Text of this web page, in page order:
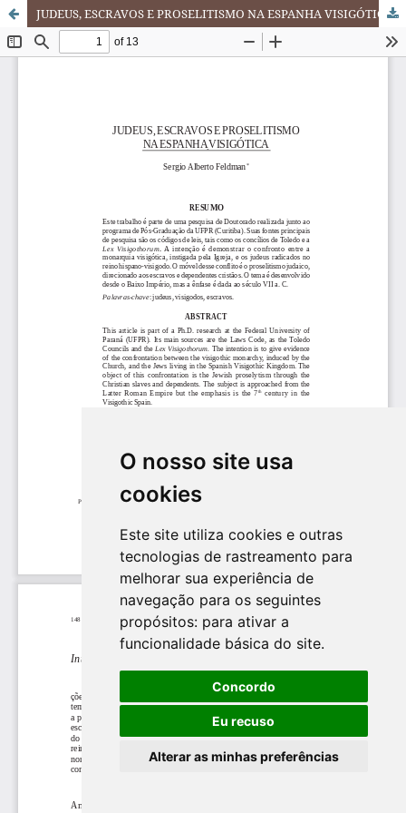
O nosso site usa
cookies
Este site utiliza cookies e outras
tecnologias de rastreamento para
melhorar sua experiência de
navegação para os seguintes
propósitos: para ativar a
funcionalidade básica do site.
Concordo
Eu recuso
Alterar as minhas preferências
JUDEUS, ESCRAVOS E PROSELITISMO NA ESPANHA VISIGÓTICA